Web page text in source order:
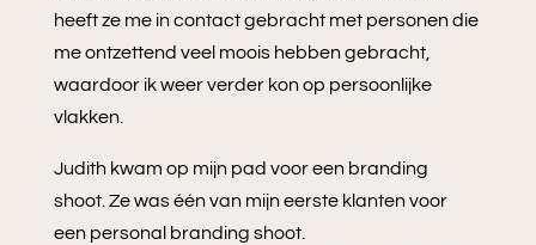
heeft ze me in contact gebracht met personen die
me ontzettend veel moois hebben gebracht,
waardoor ik weer verder kon op persoonlijke
vlakken.
Judith kwam op mijn pad voor een branding
shoot. Ze was één van mijn eerste klanten voor
een personal branding shoot.